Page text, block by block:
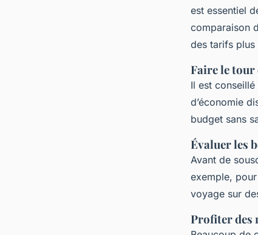
est essentiel
comparaison
des tarifs plus
Faire le tour
Il est
d’économie
budget sans
Évaluer les
Avant de
exemple,
voyage sur
Profiter des